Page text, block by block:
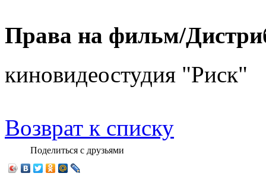
Права на фильм/
киновидеостудия "Риск"
Возврат к списку
Поделиться с друзьями